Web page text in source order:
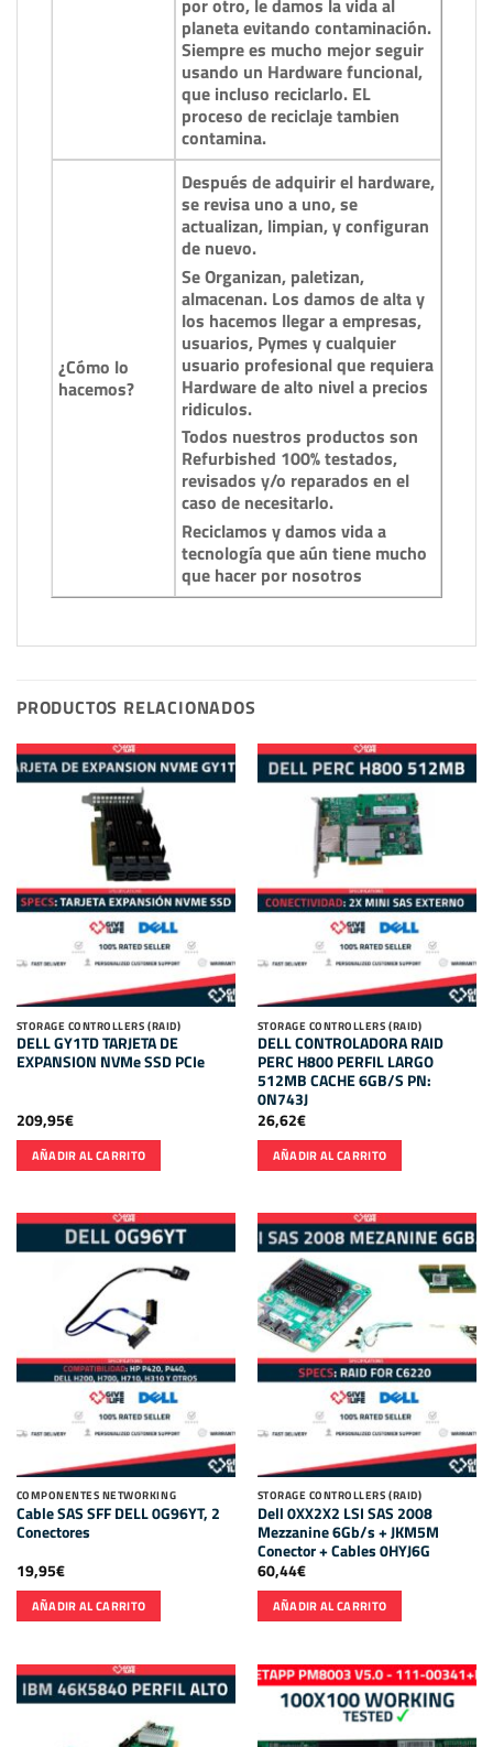
por otro, le damos la vida al
planeta evitando contaminación.
Siempre es mucho mejor seguir
usando un Hardware funcional,
que incluso reciclarlo. EL
proceso de reciclaje tambien
contamina.
¿Cómo lo
hacemos?
Después de adquirir el hardware,
se revisa uno a uno, se
actualizan, limpian, y configuran
de nuevo.
Se Organizan, paletizan,
almacenan. Los damos de alta y
los hacemos llegar a empresas,
usuarios, Pymes y cualquier
usuario profesional que requiera
Hardware de alto nivel a precios
ridiculos.
Todos nuestros productos son
Refurbished 100% testados,
revisados y/o reparados en el
caso de necesitarlo.
Reciclamos y damos vida a
tecnología que aún tiene mucho
que hacer por nosotros
PRODUCTOS RELACIONADOS
STORAGE CONTROLLERS (RAID)
DELL GY1TD TARJETA DE
EXPANSION NVMe SSD PCIe
209,95€
AÑADIR AL CARRITO
STORAGE CONTROLLERS (RAID)
DELL CONTROLADORA RAID
PERC H800 PERFIL LARGO
512MB CACHE 6GB/S PN:
0N743J
26,62€
AÑADIR AL CARRITO
COMPONENTES NETWORKING
Cable SAS SFF DELL 0G96YT, 2
Conectores
19,95€
AÑADIR AL CARRITO
STORAGE CONTROLLERS (RAID)
Dell 0XX2X2 LSI SAS 2008
Mezzanine 6Gb/s + JKM5M
Conector + Cables 0HYJ6G
60,44€
AÑADIR AL CARRITO